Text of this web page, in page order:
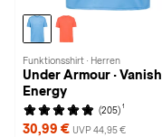
Funktionsshirt · Herren
Under Armour · Vanish
Energy
(205) 1
30,99 € UVP 44,95 €